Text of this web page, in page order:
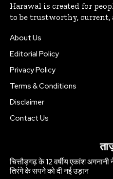
Harawal is created for
to be trustworthy, current,
About Us
Editorial Policy
Privacy Policy
Terms & Conditions
Disclaimer
Contact Us
चित्तौड़गढ़ के 12 वर्षीय एकांश
तिरंगे के सपने को दी नई उड़ान